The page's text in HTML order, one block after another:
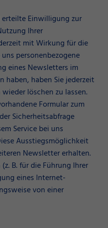
erteilte Einwilligung zur
Ihrer
mit Wirkung für die
personenbezogene
eines Newsletters im
haben, haben Sie jederzeit
löschen zu lassen.
Formular zum
Sicherheitsabfrage
Service bei uns
Ausstiegsmöglichkeit
Newsletter erhalten.
B. für die Führung Ihrer
eines Internet-
von einer